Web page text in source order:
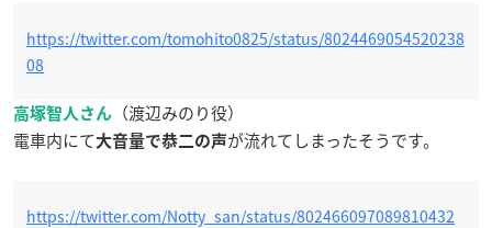
https://twitter.com/tomohito0825/status/8024469054520238
08
高塚智人さん
（渡辺みのり役）
電車内にて大音量で恭二の声が流れてしまったそうです。
https://twitter.com/Notty_san/status/802466097089810432